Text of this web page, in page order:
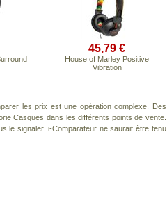
45,79 €
House of Marley Positive
Vibration
les prix est une opération complexe. Des
Casques dans les différents points de vente.
le signaler. i-Comparateur ne saurait être tenu